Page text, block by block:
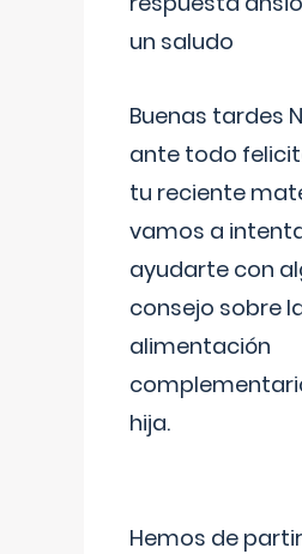
un saludo
Buenas tardes
ante todo
tu reciente
vamos a
ayudarte con
consejo sobre
alimentación
hija.
Hemos de